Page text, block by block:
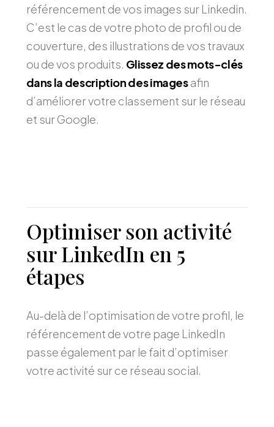
référencement de vos images sur Linkedin.
C’est le cas de votre photo de profil ou de
couverture, des illustrations de vos travaux
ou de vos produits. Glissez des mots-clés
dans la description des imagesafin
d’améliorer votre classement sur le réseau
et sur Google.
Optimiser son activité
sur LinkedIn en 5
étapes
Au-delà de l’optimisation de votre profil, le
référencement de votre page LinkedIn
passe également par le fait d’optimiser
votre activité sur ce réseau social.